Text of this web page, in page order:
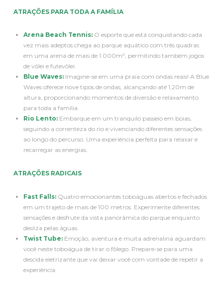
ATRAÇÕES PARA TODA A FAMÍLIA
Arena Beach Tennis:O esporte que está conquistando cada
vez mais adeptos chega ao parque aquático com três quadras
em uma arena de mais de 1.000m², permitindo também jogos
de vôlei e futevôlei.
Blue Waves:Imagine-se em uma praia com ondas reais! A Blue
Waves oferece nove tipos de ondas, alcançando até 1,20m de
altura, proporcionando momentos de diversão e relaxamento
para toda a família.
Rio Lento:Embarque em um tranquilo passeio em boias,
seguindo a correnteza do rio e vivenciando diferentes sensações
ao longo do percurso. Uma experiência perfeita para relaxar e
recarregar as energias.
ATRAÇÕES RADICAIS
Fast Falls:Quatro emocionantes toboáguas abertos e fechados
em um trajeto de mais de 100 metros. Experimente diferentes
sensações e desfrute da vista panorâmica do parque enquanto
desliza pelas águas.
Twist Tube:Emoção, aventura e muita adrenalina aguardam
você neste toboágua de tirar o fôlego. Prepare-se para uma
descida eletrizante que vai deixar você com vontade de repetir a
experiência.